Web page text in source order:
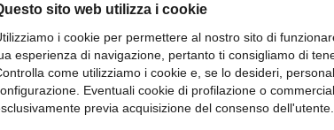
sito web utilizza i cookie
i cookie per permettere al nostro sito di
esperienza di navigazione, pertanto ti consigliamo di
come utilizziamo i cookie e, se lo desideri,
Eventuali cookie di profilazione o
previa acquisizione del consenso dell'utente.
proposta di Acquisto nel rispetto delle prescrizioni
oggetto della transazione, tramite specifica